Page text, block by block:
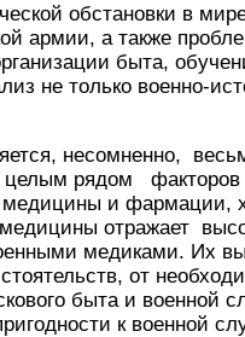
обстановки в
армии, а также
быта,
не только военно-
несомненно,
целым рядом
и фармации,
отражает
медиками. Их
от
быта и военной
к военной